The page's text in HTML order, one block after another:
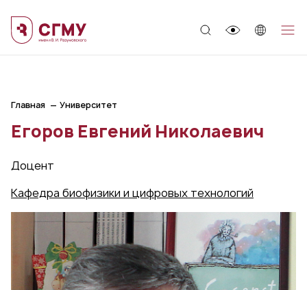
Главная Университет
Егоров Евгений Николаевич
Доцент
Кафедра биофизики и цифровых технологий